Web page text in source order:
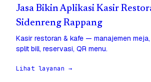
Jasa Bikin Aplikasi Kasir
Sidenreng Rappang
Kasir restoran & kafe — manajemen
split bill, reservasi, QR menu.
Lihat layanan →